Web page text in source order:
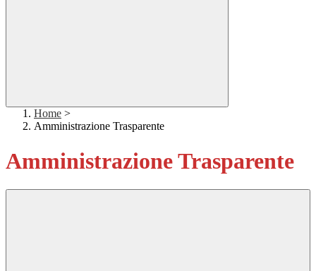
Home >
Amministrazione Trasparente
Amministrazione Trasparente